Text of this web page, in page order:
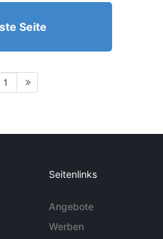
Seite
1
Seitenlinks
Angebote
Werben